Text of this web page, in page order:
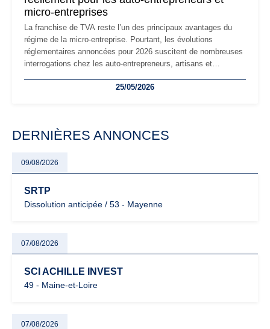
micro-entreprises
La franchise de TVA reste l’un des principaux avantages du
régime de la micro-entreprise. Pourtant, les évolutions
réglementaires annoncées pour 2026 suscitent de nombreuses
interrogations chez les auto-entrepreneurs, artisans et
facturation ou risque de bascule vers la TVA : les règles
25/05/2026
DERNIÈRES ANNONCES
09/08/2026
SRTP
Dissolution anticipée / 53 - Mayenne
07/08/2026
SCI ACHILLE INVEST
49 - Maine-et-Loire
07/08/2026